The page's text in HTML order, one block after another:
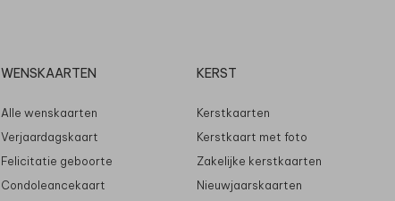
WENSKAARTEN
Alle wenskaarten
Verjaardagskaart
Felicitatie geboorte
Condoleancekaart
KERST
Kerstkaarten
Kerstkaart met foto
Zakelijke kerstkaarten
Nieuwjaarskaarten